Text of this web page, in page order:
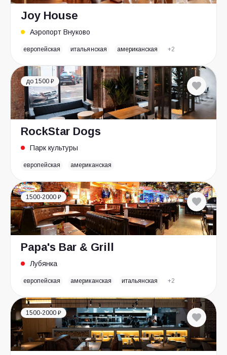
Joy House
Аэропорт Внуково
европейская итальянская американская +2
до 1500 ₽
RockStar Dogs
Парк культуры
европейская американская
1500-2000 ₽
Papa's Bar & Grill
Лубянка
европейская американская итальянская +2
1500-2000 ₽